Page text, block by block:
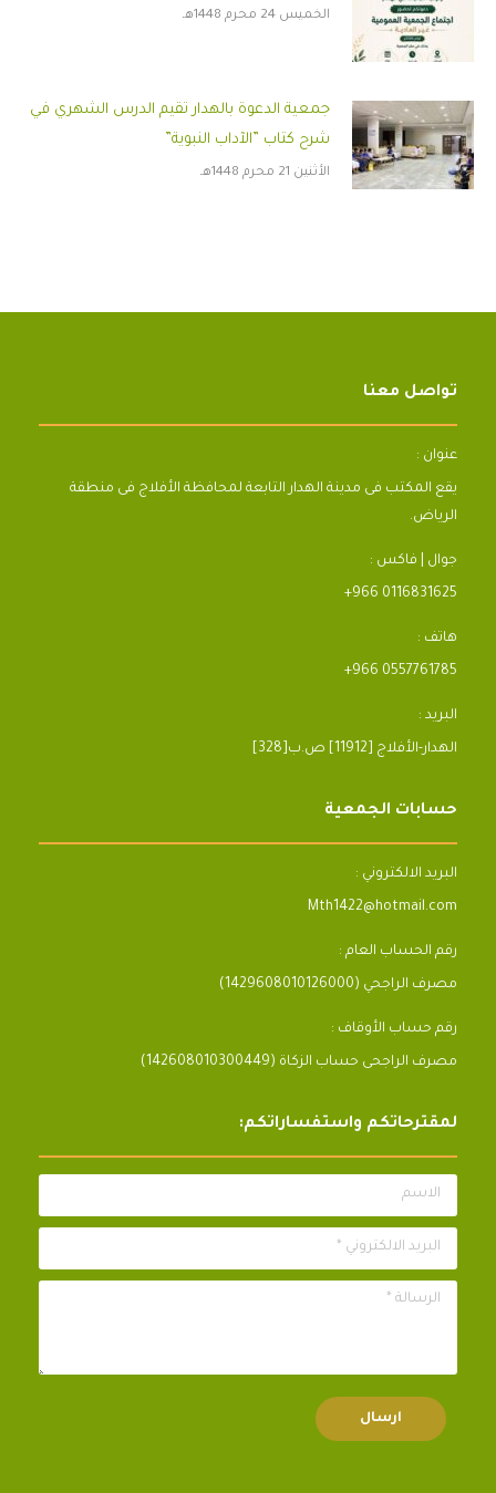
الخميس 24 محرم 1448هـ
جمعية الدعوة بالهدار تقيم الدرس الشهري في
شرح كتاب ”الآداب النبوية”
الأثنين 21 محرم 1448هـ
تواصل معنا
عنوان :
يقع المكتب فى مدينة الهدار التابعة لمحافظة الأفلاج فى منطقة
الرياض.
جوال | فاكس :
+966 0116831625
هاتف :
+966 0557761785
البريد :
[328]الهدار-الأفلاج [11912] ص.ب
حسابات الجمعية
البريد الالكتروني :
Mth1422@hotmail.com
رقم الحساب العام :
مصرف الراجحي (1429608010126000)
رقم حساب الأوقاف :
مصرف الراجحى حساب الزكاة (142608010300449)
لمقترحاتكم واستفساراتكم:
الاسم
البريد الالكتروني *
الرسالة *